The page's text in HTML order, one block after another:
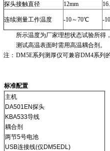
探头接触直径
12mm
连续测量工作温度 -10～70℃ -
注：
所示温度为厂家理想状态试验所得
测试高温表面时需用高温耦合剂。
DM5E系列测厚仪可兼容DM4系列
标准配置
主机
DA501EN探头
KBA533导线
耦合剂
两节5号电池
USB连接线(仅DM5EDL)